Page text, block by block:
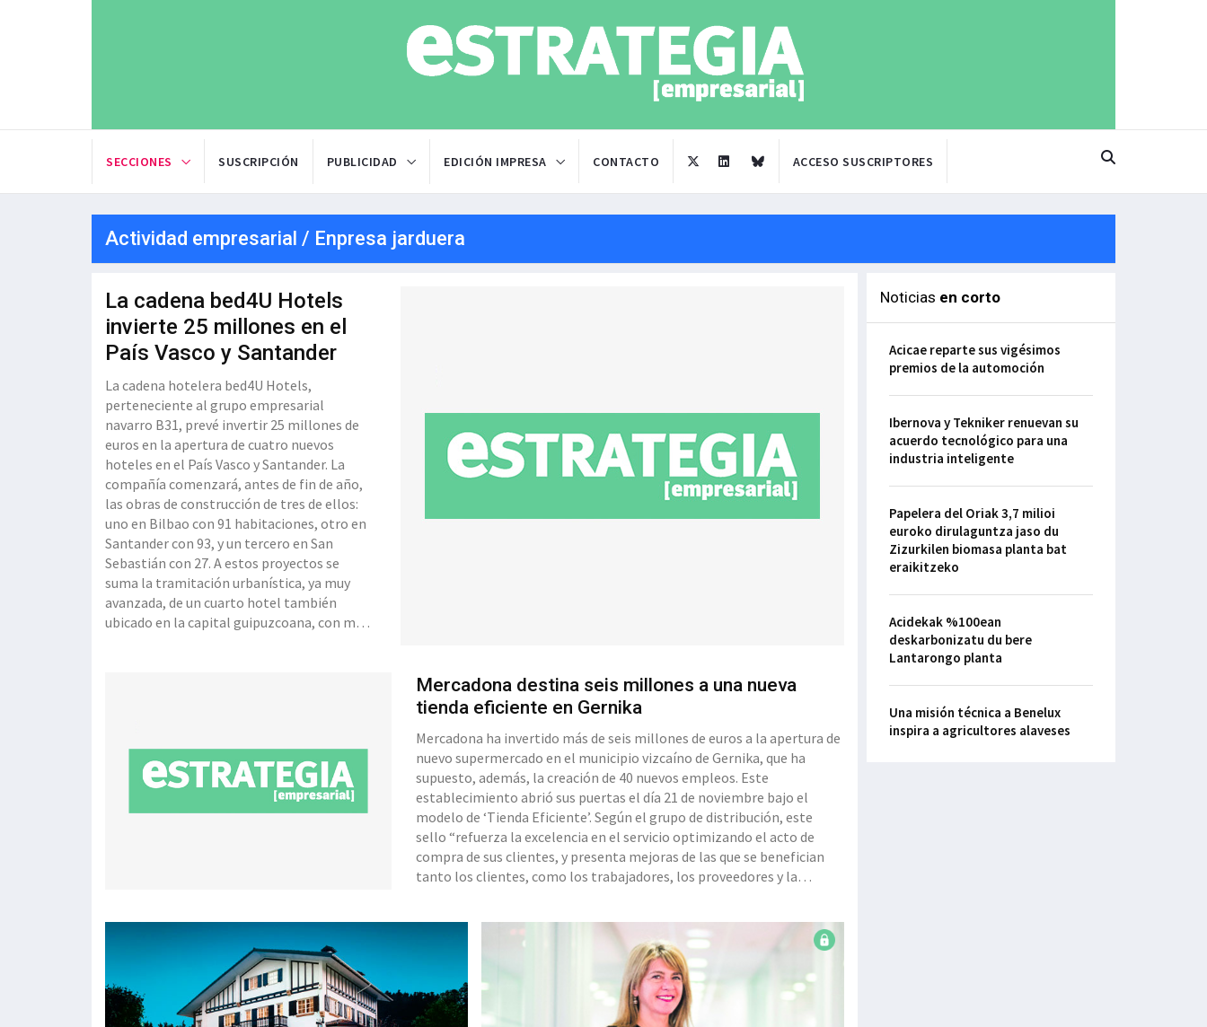
SECCIONES SUSCRIPCIÓN PUBLICIDAD EDICIÓN IMPRESA CONTACTO ACCESO SUSCRIPTORES
Actividad empresarial / Enpresa jarduera
La cadena bed4U Hotels
invierte 25 millones en el
País Vasco y Santander
La cadena hotelera bed4U Hotels,
perteneciente al grupo empresarial
navarro B31, prevé invertir 25 millones de
euros en la apertura de cuatro nuevos
hoteles en el País Vasco y Santander. La
compañía comenzará, antes de fin de año,
las obras de construcción de tres de ellos:
uno en Bilbao con 91 habitaciones, otro en
Santander con 93, y un tercero en San
Sebastián con 27. A estos proyectos se
suma la tramitación urbanística, ya muy
avanzada, de un cuarto hotel también
ubicado en la capital guipuzcoana, con más
Mercadona destina seis millones a una nueva
tienda eficiente en Gernika
Mercadona ha invertido más de seis millones de euros a la apertura de
nuevo supermercado en el municipio vizcaíno de Gernika, que ha
supuesto, además, la creación de 40 nuevos empleos. Este
establecimiento abrió sus puertas el día 21 de noviembre bajo el
modelo de ‘Tienda Eficiente’. Según el grupo de distribución, este
sello “refuerza la excelencia en el servicio optimizando el acto de
compra de sus clientes, y presenta mejoras de las que se benefician
tanto los clientes, como los trabajadores, los proveedores y la
Noticias en corto
Acicae reparte sus vigésimos
premios de la automoción
Ibernova y Tekniker renuevan su
acuerdo tecnológico para una
industria inteligente
Papelera del Oriak 3,7 milioi
euroko dirulaguntza jaso du
Zizurkilen biomasa planta bat
eraikitzeko
Acidekak %100ean
deskarbonizatu du bere
Lantarongo planta
Una misión técnica a Benelux
inspira a agricultores alaveses